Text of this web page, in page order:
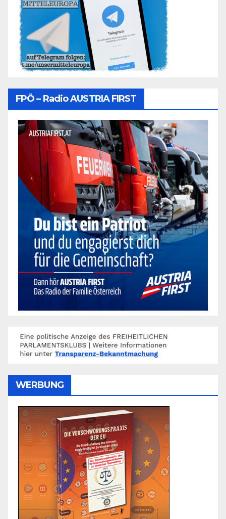
FPÖ – Radio AUSTRIA FIRST
WERBUNG